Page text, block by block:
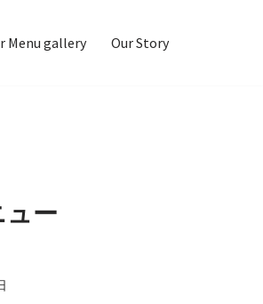
Menu gallery Our Story
ー